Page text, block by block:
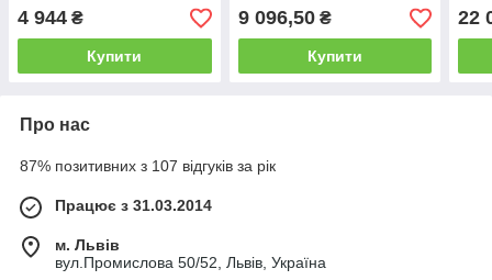
4 944 ₴
Купити
9 096,50₴
Купити
22
Про нас
87% позитивних з 107 відгуків за рік
Працює з 31.03.2014
м. Львів
вул.Промислова 50/52, Львів, Україна